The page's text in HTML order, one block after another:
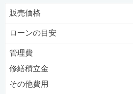
販売価格
ローンの目安
管理費
修繕積立金
その他費用